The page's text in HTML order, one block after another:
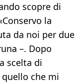
scopre di
la
da noi per due
–. Dopo
scelta di
che mi